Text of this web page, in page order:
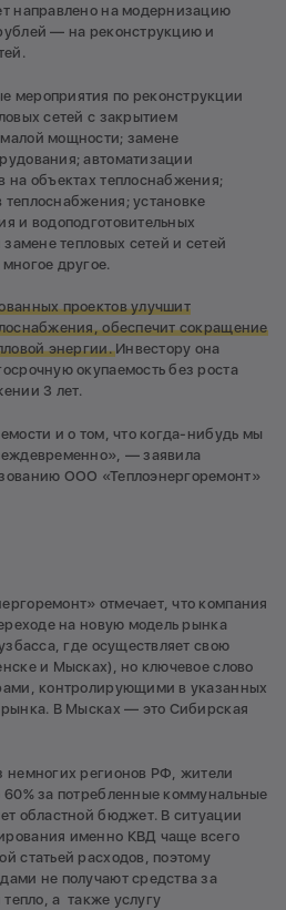
направлено на модернизацию
— на реконструкцию и
мероприятия по реконструкции
сетей с закрытием
мощности; замене
автоматизации
на объектах теплоснабжения;
установке
и водоподготовительных
замене тепловых сетей и сетей
другое.
проектов улучшит
обеспечит сокращение
энергии.Инвестору она
окупаемость без роста
3 лет.
и о том, что когда-нибудь мы
— заявила
ООО «Теплоэнергоремонт»
отмечает, что компания
на новую модель рынка
где осуществляет свою
и Мысках), но ключевое слово
контролирующими в указанных
рынка. В Мысках — это Сибирская
немногих регионов РФ, жители
60% за потребленные коммунальные
областной бюджет. В ситуации
именно КВД чаще всего
статьей расходов, поэтому
не получают средства за
тепло, а также услугу